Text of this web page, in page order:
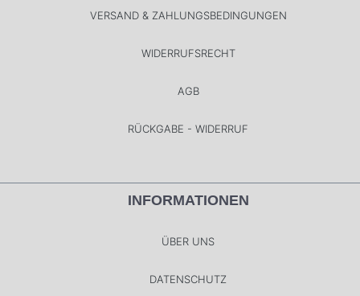
VERSAND & ZAHLUNGSBEDINGUNGEN
WIDERRUFSRECHT
AGB
RÜCKGABE - WIDERRUF
INFORMATIONEN
ÜBER UNS
DATENSCHUTZ